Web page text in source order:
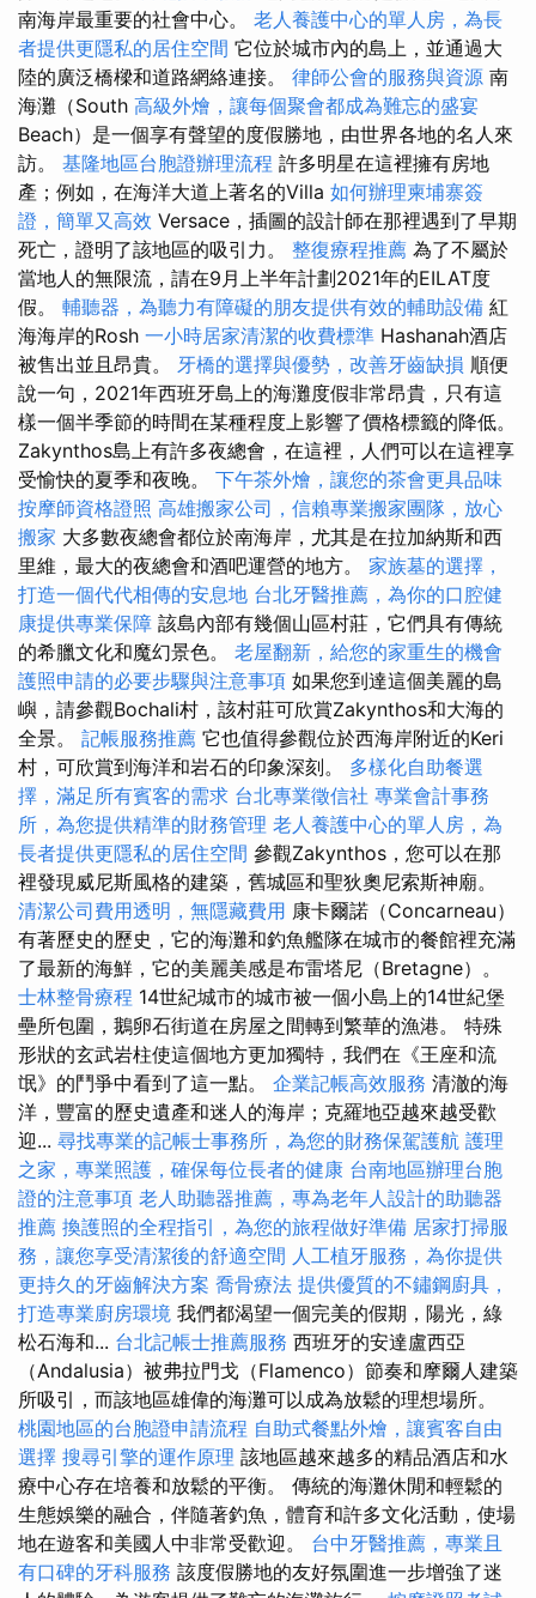
南海岸最重要的社會中心。 老人養護中心的單人房，為長
者提供更隱私的居住空間 它位於城市內的島上，並通過大
陸的廣泛橋樑和道路網絡連接。 律師公會的服務與資源 南
海灘（South 高級外燴，讓每個聚會都成為難忘的盛宴
Beach）是一個享有聲望的度假勝地，由世界各地的名人來
訪。 基隆地區台胞證辦理流程 許多明星在這裡擁有房地
產；例如，在海洋大道上著名的Villa 如何辦理柬埔寨簽
證，簡單又高效 Versace，插圖的設計師在那裡遇到了早期
死亡，證明了該地區的吸引力。 整復療程推薦 為了不屬於
當地人的無限流，請在9月上半年計劃2021年的EILAT度
假。 輔聽器，為聽力有障礙的朋友提供有效的輔助設備 紅
海海岸的Rosh 一小時居家清潔的收費標準 Hashanah酒店
被售出並且昂貴。 牙橋的選擇與優勢，改善牙齒缺損 順便
說一句，2021年西班牙島上的海灘度假非常昂貴，只有這
樣一個半季節的時間在某種程度上影響了價格標籤的降低。
Zakynthos島上有許多夜總會，在這裡，人們可以在這裡享
受愉快的夏季和夜晚。 下午茶外燴，讓您的茶會更具品味
按摩師資格證照 高雄搬家公司，信賴專業搬家團隊，放心
搬家 大多數夜總會都位於南海岸，尤其是在拉加納斯和西
里維，最大的夜總會和酒吧運營的地方。 家族墓的選擇，
打造一個代代相傳的安息地 台北牙醫推薦，為你的口腔健
康提供專業保障 該島內部有幾個山區村莊，它們具有傳統
的希臘文化和魔幻景色。 老屋翻新，給您的家重生的機會
護照申請的必要步驟與注意事項 如果您到達這個美麗的島
嶼，請參觀Bochali村，該村莊可欣賞Zakynthos和大海的
全景。 記帳服務推薦 它也值得參觀位於西海岸附近的Keri
村，可欣賞到海洋和岩石的印象深刻。 多樣化自助餐選
擇，滿足所有賓客的需求 台北專業徵信社 專業會計事務
所，為您提供精準的財務管理 老人養護中心的單人房，為
長者提供更隱私的居住空間 參觀Zakynthos，您可以在那
裡發現威尼斯風格的建築，舊城區和聖狄奧尼索斯神廟。
清潔公司費用透明，無隱藏費用 康卡爾諾（Concarneau）
有著歷史的歷史，它的海灘和釣魚艦隊在城市的餐館裡充滿
了最新的海鮮，它的美麗美感是布雷塔尼（Bretagne）。
士林整骨療程 14世紀城市的城市被一個小島上的14世紀堡
壘所包圍，鵝卵石街道在房屋之間轉到繁華的漁港。 特殊
形狀的玄武岩柱使這個地方更加獨特，我們在《王座和流
氓》的鬥爭中看到了這一點。 企業記帳高效服務 清澈的海
洋，豐富的歷史遺產和迷人的海岸；克羅地亞越來越受歡
迎... 尋找專業的記帳士事務所，為您的財務保駕護航 護理
之家，專業照護，確保每位長者的健康 台南地區辦理台胞
證的注意事項 老人助聽器推薦，專為老年人設計的助聽器
推薦 換護照的全程指引，為您的旅程做好準備 居家打掃服
務，讓您享受清潔後的舒適空間 人工植牙服務，為你提供
更持久的牙齒解決方案 喬骨療法 提供優質的不鏽鋼廚具，
打造專業廚房環境 我們都渴望一個完美的假期，陽光，綠
松石海和... 台北記帳士推薦服務 西班牙的安達盧西亞
（Andalusia）被弗拉門戈（Flamenco）節奏和摩爾人建築
所吸引，而該地區雄偉的海灘可以成為放鬆的理想場所。
桃園地區的台胞證申請流程 自助式餐點外燴，讓賓客自由
選擇 搜尋引擎的運作原理 該地區越來越多的精品酒店和水
療中心存在培養和放鬆的平衡。 傳統的海灘休閒和輕鬆的
生態娛樂的融合，伴隨著釣魚，體育和許多文化活動，使場
地在遊客和美國人中非常受歡迎。 台中牙醫推薦，專業且
有口碑的牙科服務 該度假勝地的友好氛圍進一步增強了迷